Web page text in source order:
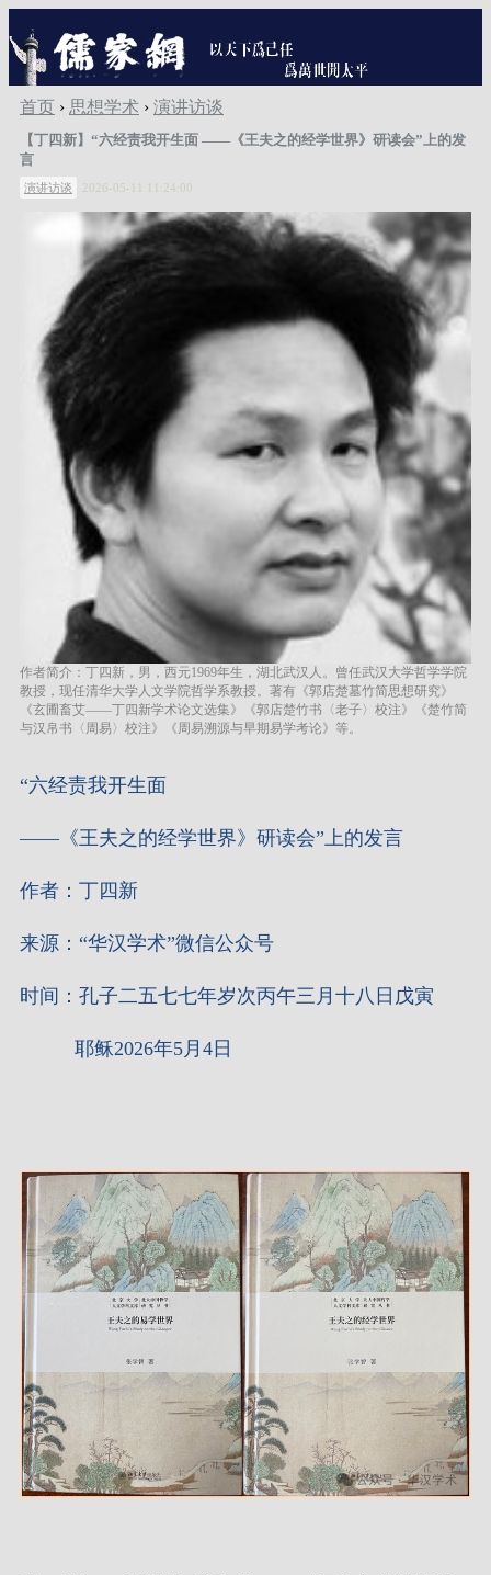
首页 › 思想学术 › 演讲访谈
【丁四新】“六经责我开生面 ——《王夫之的经学世界》研读会”上的发
言
演讲访谈 2026-05-11 11:24:00
作者简介：丁四新，男，西元1969年生，湖北武汉人。曾任武汉大学哲学学院
教授，现任清华大学人文学院哲学系教授。著有《郭店楚墓竹简思想研究》
《玄圃畜艾——丁四新学术论文选集》《郭店楚竹书〈老子〉校注》《楚竹简
与汉帛书〈周易〉校注》《周易溯源与早期易学考论》等。
“六经责我开生面
——《王夫之的经学世界》研读会”上的发言
作者：丁四新
来源：“华汉学术”微信公众号
时间：孔子二五七七年岁次丙午三月十八日戊寅
耶稣2026年5月4日